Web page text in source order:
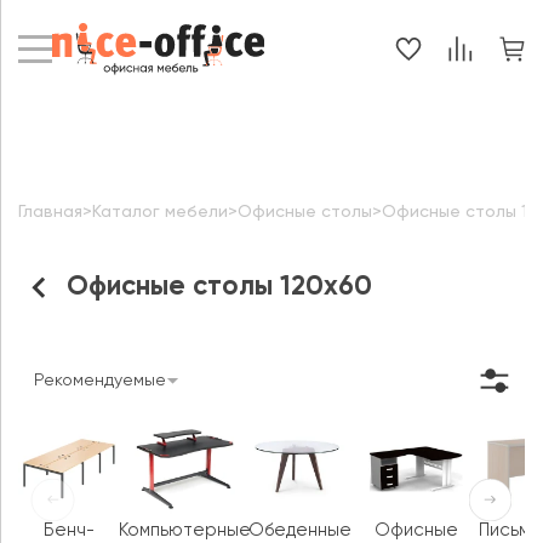
Офисные столы 120х60
Главная> Каталог мебели>Офисные столы>Офисные столы
Рекомендуемые
Бенч-
КомпьютерныеОбеденные
Офисные